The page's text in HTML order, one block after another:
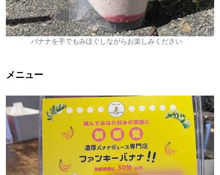
バナナを手でもみほぐしながらお楽しみください
メニュー